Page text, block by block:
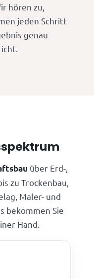
hören zu,
jeden Schritt
genau
über Erd-,
zu Trockenbau,
Maler- und
bekommen Sie
Hand.